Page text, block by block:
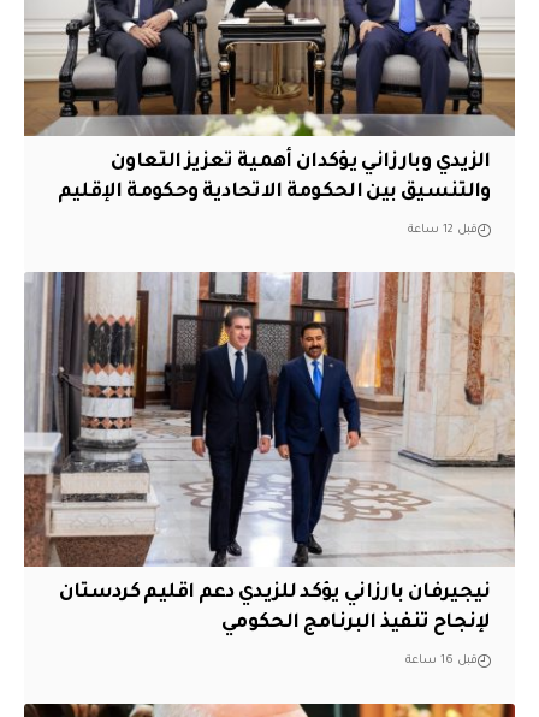
الزيدي وبارزاني يؤكدان أهمية تعزيز التعاون
والتنسيق بين الحكومة الاتحادية وحكومة الإقليم
قبل 12 ساعة
نيجيرفان بارزاني يؤكد للزيدي دعم اقليم ‏كردستان
لإنجاح تنفيذ البرنامج الحكومي
قبل 16 ساعة